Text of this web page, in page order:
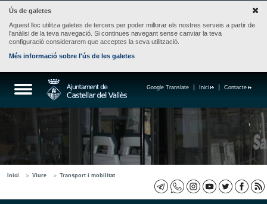
Ús de galetes
Aquest lloc utilitza galetes de tercers per poder millorar els nostres serveis a partir de
l'anàlisi de la teva navegació. Si continues navegant sense canviar la teva
configuració considerarem que acceptes la seva utilització.
Més informació sobre l'ús de les galetes
Contacte
Inici
Google Translate
Inici Viure Transport i mobilitat